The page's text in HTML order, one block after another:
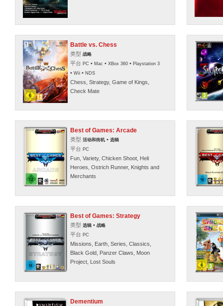
Battle vs. Chess
类型 战略
平台 PC • Mac • XBox 360 • Playstation 3
• Wii • NDS
Chess, Strategy, Game of Kings,
Check Mate
Best of Games: Arcade
类型 活动和街机 • 选辑
平台 PC
Fun, Variety, Chicken Shoot, Heli
Heroes, Ostrich Runner, Knights and
Merchants
Best of Games: Strategy
类型 选辑 • 战略
平台 PC
Missions, Earth, Series, Classics,
Black Gold, Panzer Claws, Moon
Project, Lost Souls
Dementium